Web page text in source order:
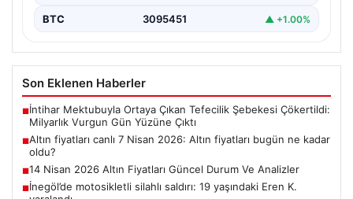
BTC 3095451 ▲ +1.00%
Son Eklenen Haberler
■İntihar Mektubuyla Ortaya Çıkan Tefecilik Şebekesi Çökertildi:
Milyarlık Vurgun Gün Yüzüne Çıktı
■Altın fiyatları canlı 7 Nisan 2026: Altın fiyatları bugün ne kadar
oldu?
■14 Nisan 2026 Altın Fiyatları Güncel Durum Ve Analizler
■İnegöl’de motosikletli silahlı saldırı: 19 yaşındaki Eren K.